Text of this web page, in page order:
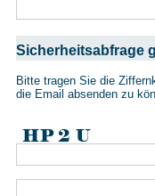
Sicherheitsabfrage
Bitte tragen Sie die
die Email absenden zu